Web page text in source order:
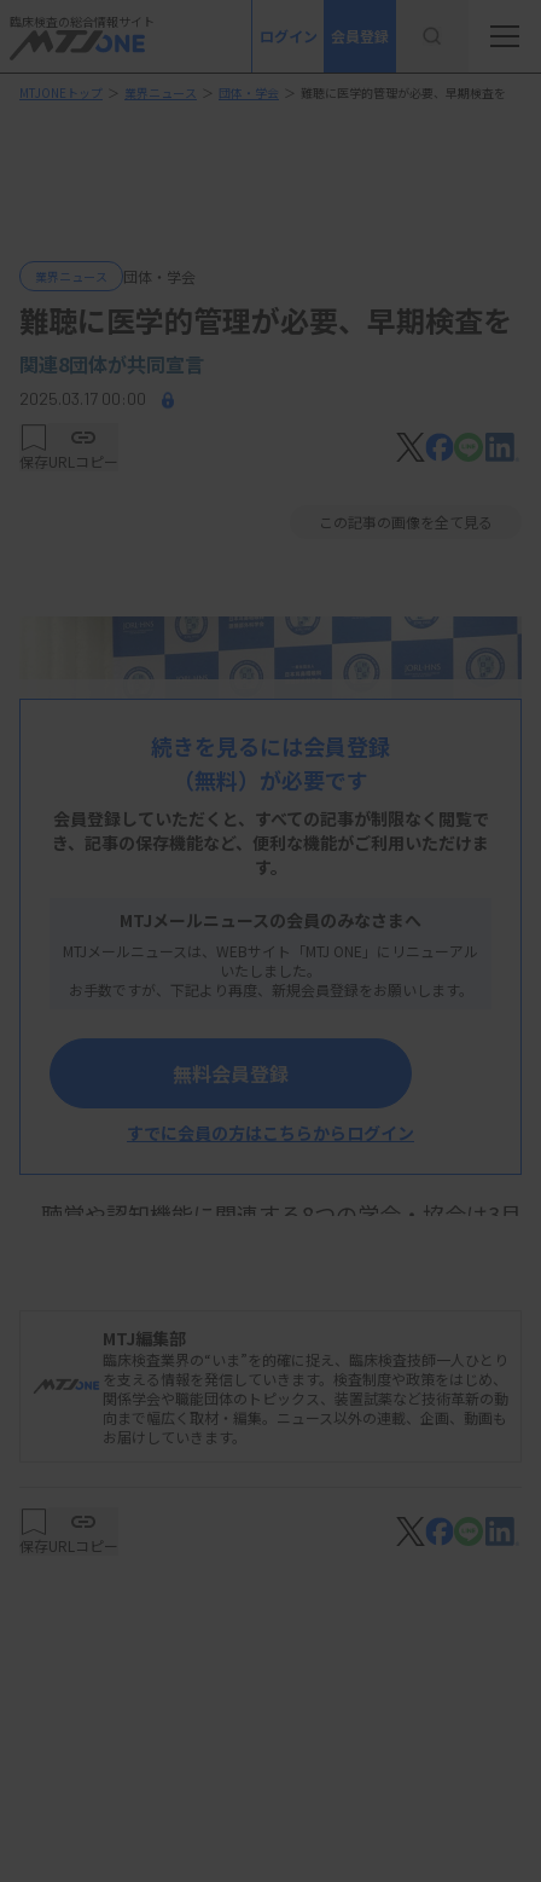
臨床検査の総合情報サイト
ログイン 会員登録
MTJONEトップ ＞ 業界ニュース ＞ 団体・学会 ＞ 難聴に医学的管理が必要、早期検査を
業界ニュース 団体・学会
難聴に医学的管理が必要、早期検査を
関連8団体が共同宣言
2025.03.17 00:00
保存URLコピー
この記事の画像を全て見る
共同宣言を発表する大森氏（中央）
聴覚や認知機能に関連する8つの学会・協会は3月
知症の最大の危険因子とされ、補聴器の装用などに
よって改善できる。共同宣言は、加齢性難聴は医師
による適切な医学的管理を受ける必要があるとし、
自覚者の受診率を現在の38％程度から80％以上に
続きを見るには会員登録
（無料）が必要です
会員登録していただくと、すべての記事が制限なく閲覧で
き、 記事の保存機能など、便利な機能がご利用いただけま
す。
MTJメールニュースの会員のみなさまへ
MTJメールニュースは、WEBサイト「MTJ ONE」にリニューアル
いたしました。
お手数ですが、下記より再度、新規会員登録をお願いします。
無料会員登録
すでに会員の方はこちらからログイン
MTJ編集部
臨床検査業界の“いま”を的確に捉え、臨床検査技師一人ひとり
を支える情報を発信していきます。検査制度や政策をはじめ、
関係学会や職能団体のトピックス、装置試薬など技術革新の動
向まで幅広く取材・編集。ニュース以外の連載、企画、動画も
お届けしていきます。
保存URLコピー